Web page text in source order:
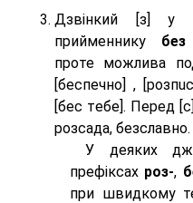
Дзвінкий [з] у
прийменнику без
проте можлива
[беспeчно] ,
[бес тeбе]. Перед
розсада, безславно.
У деяких
префіксах роз-,
при швидкому